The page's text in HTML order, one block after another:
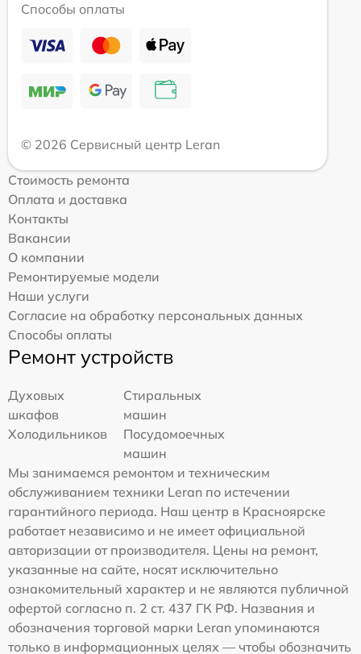
Способы оплаты
© 2026 Сервисный центр Leran
Стоимость ремонта
Оплата и доставка
Контакты
Вакансии
О компании
Ремонтируемые модели
Наши услуги
Согласие на обработку персональных данных
Способы оплаты
Ремонт устройств
Духовых
шкафов
Стиральных
машин
Холодильников
Посудомоечных
машин
Мы занимаемся ремонтом и техническим
обслуживанием техники Leran по истечении
гарантийного периода. Наш центр в Красноярске
работает независимо и не имеет официальной
авторизации от производителя. Цены на ремонт,
указанные на сайте, носят исключительно
ознакомительный характер и не являются публичной
офертой согласно п. 2 ст. 437 ГК РФ. Названия и
обозначения торговой марки Leran упоминаются
только в информационных целях — чтобы обозначить